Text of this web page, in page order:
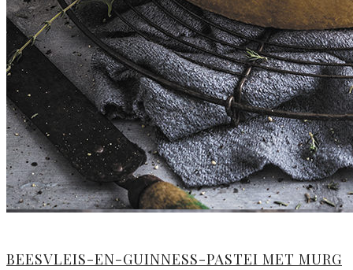
BEESVLEIS-EN-GUINNESS-PASTEI MET MURG